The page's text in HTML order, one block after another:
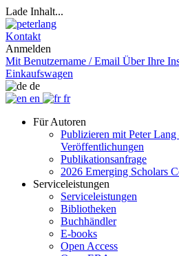
Lade Inhalt...
Kontakt
Anmelden
Mit Benutzername / Email Über Ihre
Einkaufswagen
de
en
fr
Für Autoren
Publizieren mit Peter
Veröffentlichungen
Publikationsanfrage
2026 Emerging Scholars
Serviceleistungen
Serviceleistungen
Bibliotheken
Buchhändler
E-books
Open Access